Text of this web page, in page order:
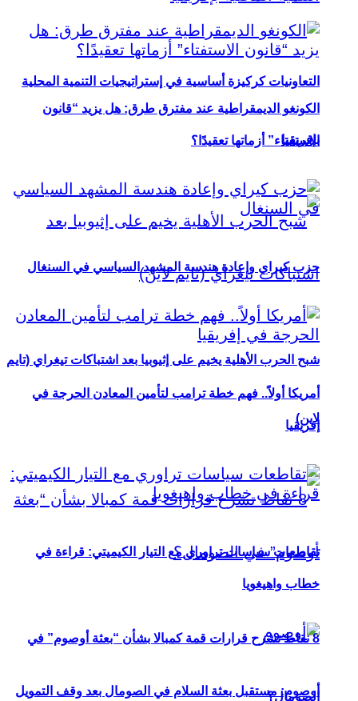
التعاونيات كركيزة أساسية في إستراتيجيات التنمية المحلية
بإفريقيا
شبح الحرب الأهلية يخيم على إثيوبيا بعد اشتباكات تيغراي (تايم
لاين)
8 نقاط تشرح قرارات قمة كمبالا بشأن “بعثة أوصوم” في
الصومال؟
الكونغو الديمقراطية عند مفترق طرق: هل يزيد “قانون
الاستفتاء” أزماتها تعقيدًا؟
حزب كيراي وإعادة هندسة المشهد السياسي في السنغال
أمريكا أولاً.. فهم خطة ترامب لتأمين المعادن الحرجة في
إفريقيا
تقاطعات سياسات تراوري مع التيار الكيميتي: قراءة في
خطاب واهيغويا
أوصوم: مستقبل بعثة السلام في الصومال بعد وقف التمويل